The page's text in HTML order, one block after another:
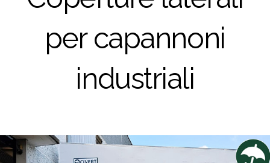
per capannoni
industriali